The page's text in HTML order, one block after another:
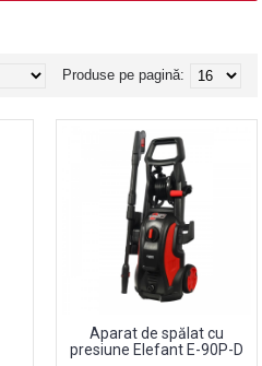
Produse pe pagină:
Aparat de spălat cu
presiune Elefant E-90P-D